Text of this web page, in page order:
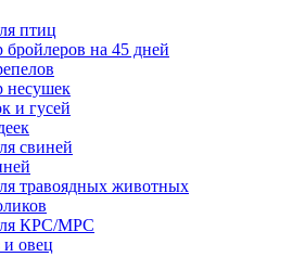
птиц
бройлеров на 45 дней
несушек
и гусей
свиней
травоядных животных
КРС/МРС
и овец